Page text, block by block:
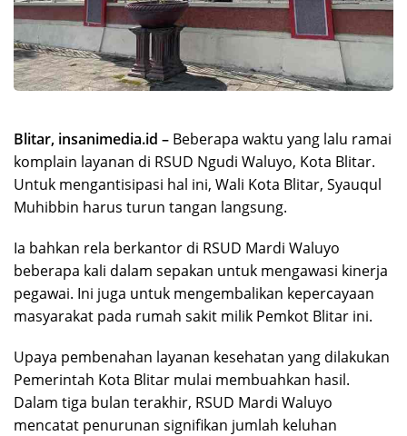
Blitar, insanimedia.id – Beberapa waktu yang lalu ramai
komplain layanan di RSUD Ngudi Waluyo, Kota Blitar.
Untuk mengantisipasi hal ini, Wali Kota Blitar, Syauqul
Muhibbin harus turun tangan langsung.
Ia bahkan rela berkantor di RSUD Mardi Waluyo
beberapa kali dalam sepakan untuk mengawasi kinerja
pegawai. Ini juga untuk mengembalikan kepercayaan
masyarakat pada rumah sakit milik Pemkot Blitar ini.
Upaya pembenahan layanan kesehatan yang dilakukan
Pemerintah Kota Blitar mulai membuahkan hasil.
Dalam tiga bulan terakhir, RSUD Mardi Waluyo
mencatat penurunan signifikan jumlah keluhan